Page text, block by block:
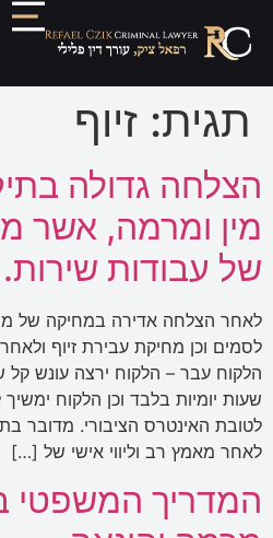
תגית: זיוף
הצלחה גדולה
מין ומרמה, אשר
של עבודות שירות.
לאחר הצלחה אדירה במחיקה של
לסמים וכן מחיקת עבירת זיוף
שעות יומיות בלבד וכן הלקוח
לטובת האינטרס הציבורי. מדובר
לאחר מאמץ רב וליווי אישי של […]
המדריך המשפטי